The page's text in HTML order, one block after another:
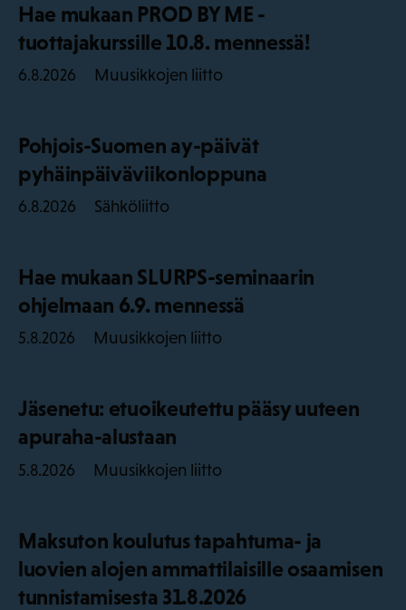
Hae mukaan PROD BY ME -
tuottajakurssille 10.8. mennessä!
6.8.2026 Muusikkojen liitto
Pohjois-Suomen ay-päivät
pyhäinpäiväviikonloppuna
6.8.2026 Sähköliitto
Hae mukaan SLURPS-seminaarin
ohjelmaan 6.9. mennessä
5.8.2026 Muusikkojen liitto
Jäsenetu: etuoikeutettu pääsy uuteen
apuraha-alustaan
5.8.2026 Muusikkojen liitto
Maksuton koulutus tapahtuma- ja
luovien alojen ammattilaisille osaamisen
tunnistamisesta 31.8.2026